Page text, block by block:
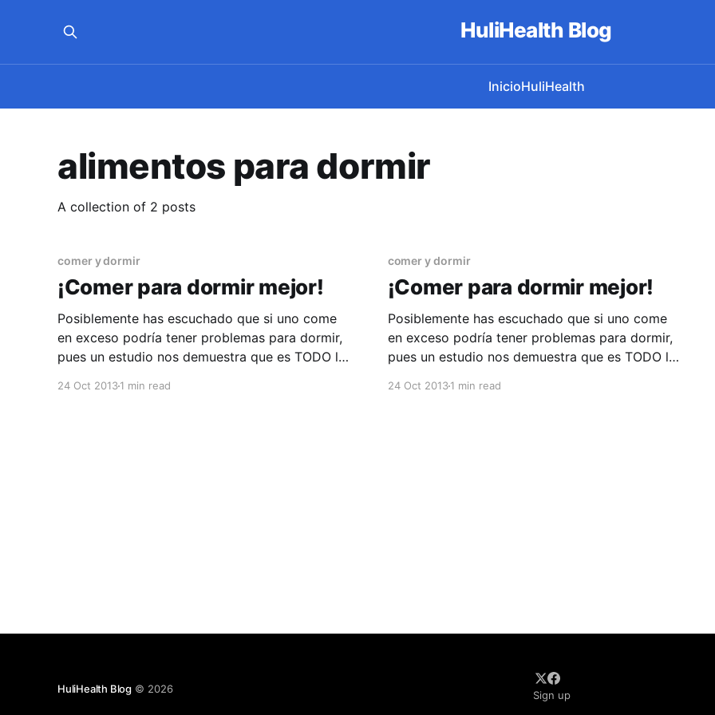
HuliHealth Blog
InicioHuliHealth
alimentos para dormir
A collection of 2 posts
comer y dormir
¡Comer para dormir mejor!
Posiblemente has escuchado que si uno come
en exceso podría tener problemas para dormir,
pues un estudio nos demuestra que es TODO lo
24 Oct 20131 min read
comer y dormir
¡Comer para dormir mejor!
Posiblemente has escuchado que si uno come
en exceso podría tener problemas para dormir,
pues un estudio nos demuestra que es TODO lo
24 Oct 20131 min read
HuliHealth Blog © 2026
Sign up